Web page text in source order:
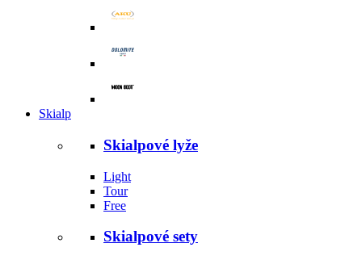
Skialp
Skialpové lyže
Light
Tour
Free
Skialpové sety